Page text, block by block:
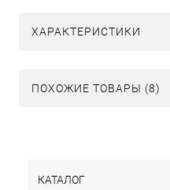
ХАРАКТЕРИСТИКИ
ПОХОЖИЕ ТОВАРЫ (8)
КАТАЛОГ